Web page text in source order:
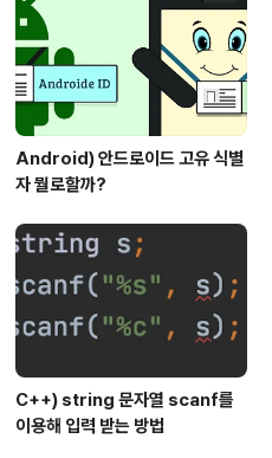
Android) 안드로이드 고유 식별
자 뭘로할까?
C++) string 문자열 scanf를
이용해 입력 받는 방법